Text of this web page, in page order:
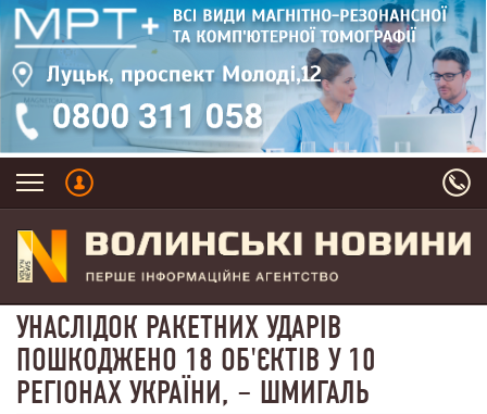
УНАСЛІДОК РАКЕТНИХ УДАРІВ
ПОШКОДЖЕНО 18 ОБ'ЄКТІВ У 10
РЕГІОНАХ УКРАЇНИ, – ШМИГАЛЬ